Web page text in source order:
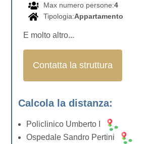
Max numero persone:4
Tipologia:Appartamento
E molto altro...
Contatta la struttura
Calcola la distanza:
Policlinico Umberto I
Ospedale Sandro Pertini